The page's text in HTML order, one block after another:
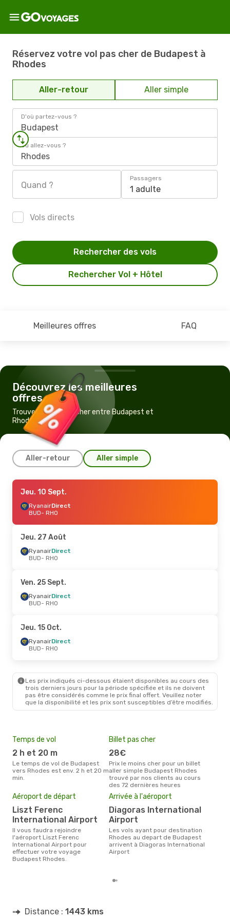
Réservez votre vol pas cher de Budapest à
Rhodes
Aller-retour Aller simple
D'où partez-vous ?
Budapest
Où allez-vous ?
Rhodes
Quand ?
Passagers
1 adulte
Vols directs
Rechercher Vol + Hôtel
Rechercher des vols
Meilleures offres FAQ
Découvrez les meilleures
offres
Trouvez un vol pas cher entre Budapest et
Rhodes
Aller-retour Aller simple
Jeu. 1 Oct.- Dim. 4 Oct.
RyanairDirect
BUD- RHO
RHO- BUD
Jeu. 3 Sept.- Mer. 9 Sept.
Wizz AirDirect
RHO- BUD
Jeu. 10 Sept.
RyanairDirect
BUD- RHO
Jeu. 27 Août
RyanairDirect
BUD- RHO
Ven. 25 Sept.
RyanairDirect
BUD- RHO
Jeu. 15 Oct.
RyanairDirect
BUD- RHO
Les prix indiqués ci-dessous étaient disponibles au cours des
trois derniers jours pour la période spécifiée et ils ne doivent
pas être considérés comme le prix final offert. Veuillez noter
que la disponibilité et les prix sont susceptibles d’être modifiés.
Temps de vol
2 h et 20 m
Le temps de vol de Budapest
vers Rhodes est env. 2 h et 20 m
min.
Billet pas cher
28€
Prix le moins cher pour un billet
aller simple Budapest Rhodes
trouvé par nos clients au cours
des 72 dernières heures
Aéroport de départ
Liszt Ferenc
International Airport
Il vous faudra rejoindre
l'aéroport Liszt Ferenc
International Airport pour
effectuer votre voyage
Budapest Rhodes.
Arrivée à l'aéroport
Diagoras International
Airport
Les vols ayant pour destination
Rhodes au depart de Budapest
arrivent à Diagoras International
Airport
Distance : 1443 kms